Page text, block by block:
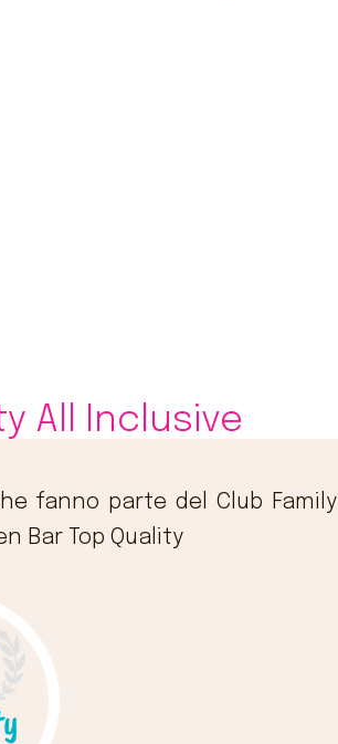
All Inclusive
fanno parte del Club Family
Bar Top Quality